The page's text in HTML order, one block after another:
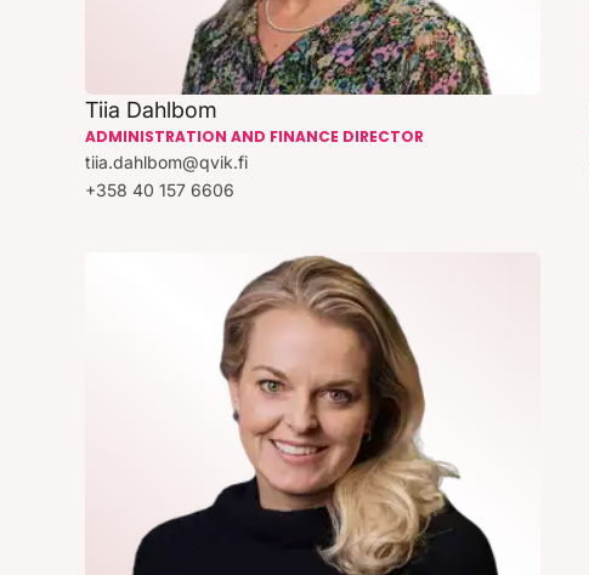
Tiia Dahlbom
ADMINISTRATION AND FINANCE DIRECTOR
tiia.dahlbom@qvik.fi
+358 40 157 6606